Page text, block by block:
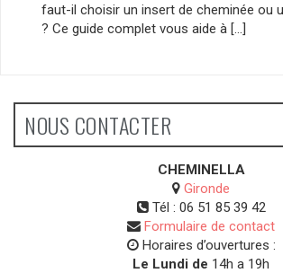
faut-il choisir un insert de cheminée ou
? Ce guide complet vous aide à […]
NOUS CONTACTER
CHEMINELLA
Gironde
Tél : 06 51 85 39 42
Formulaire de contact
Horaires d’ouvertures :
Le Lundi de 14h a 19h